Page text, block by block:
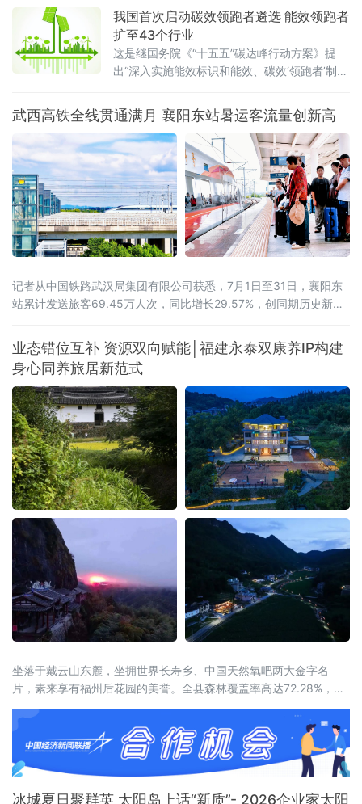
健壮。管理区工作人员正穿梭于田间，按照拔
节孕穗期“5321”管水法要求，开展控水作业。
我国首次启动碳效领跑者遴选 能效领跑者
扩至43个行业
这是继国务院《“十五五”碳达峰行动方案》提
出“深入实施能效标识和能效、碳效‘领跑者’制
武西高铁全线贯通满月 襄阳东站暑运客流量创新高
记者从中国铁路武汉局集团有限公司获悉，7月1日至31日，襄阳东
站累计发送旅客69.45万人次，同比增长29.57%，创同期历史新
日，西安至十堰高速铁路开通运营，武西高铁实现全线贯通，襄阳
至西安最快旅行时间压缩至1小时41分。据统计，7月份，襄阳东站
前往山西、陕西方向的旅
业态错位互补 资源双向赋能│福建永泰双康养IP构建
身心同养旅居新范式
坐落于戴云山东麓，坐拥世界长寿乡、中国天然氧吧两大金字名
片，素来享有福州后花园的美誉。全县森林覆盖率高达72.28%，连
沛，孕育出独有的山地小气候，冬无严寒、夏无酷暑，夏季昼夜温
差分明，空气温润通透，是静养元气、调理身心的天然福地，为当
地发展高端康养旅居产业，构筑了其他区域难以复刻的生态底层
冰城夏日聚群英 太阳岛上话“新质”- 2026企业家太阳